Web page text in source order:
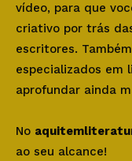
vídeo, para que
criativo por trás
escritores.
especializados em
aprofundar ainda
No
ao seu alcance!